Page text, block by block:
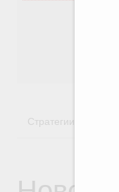
Стратегии